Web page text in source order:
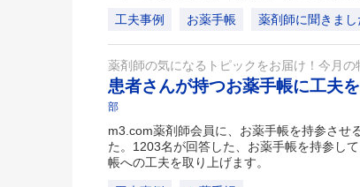
工夫事例 お薬手帳 薬剤師に聞きまし
薬剤師の気になるトピックをお届け！今月の
患者さんが持つお薬手帳に工夫
部
m3.com薬剤師会員に、お薬手帳を持参させ
た。1203名が回答した、お薬手帳を持参し
帳への工夫を取り上げます。